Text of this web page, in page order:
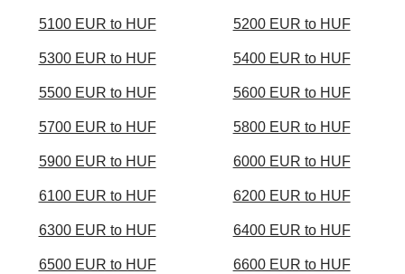
5100 EUR to HUF 5200 EUR to HUF
5300 EUR to HUF 5400 EUR to HUF
5500 EUR to HUF 5600 EUR to HUF
5700 EUR to HUF 5800 EUR to HUF
5900 EUR to HUF 6000 EUR to HUF
6100 EUR to HUF 6200 EUR to HUF
6300 EUR to HUF 6400 EUR to HUF
6500 EUR to HUF 6600 EUR to HUF